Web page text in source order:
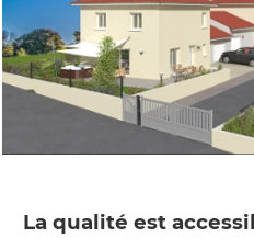
La qualité est